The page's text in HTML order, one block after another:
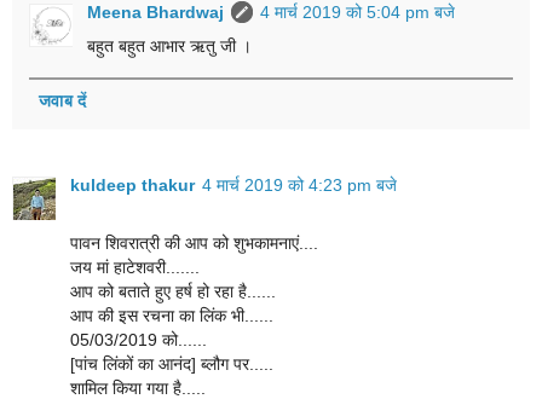
Meena Bhardwaj
4 मार्च 2019 को 5:04 pm बजे
बहुत बहुत आभार ऋतु जी ।
जवाब दें
kuldeep thakur 4 मार्च 2019 को 4:23 pm बजे
पावन शिवरात्री की आप को शुभकामनाएं....
जय मां हाटेशवरी.......
आप को बताते हुए हर्ष हो रहा है......
आप की इस रचना का लिंक भी......
05/03/2019 को......
[पांच लिंकों का आनंद] ब्लौग पर.....
शामिल किया गया है.....